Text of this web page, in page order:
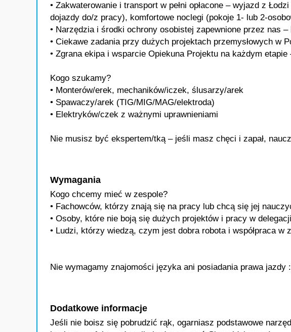
• Zakwaterowanie i transport w pełni opłacone – wyjazd z
dojazdy do/z pracy), komfortowe noclegi (pokoje 1- lub 2-
• Narzędzia i środki ochrony osobistej zapewnione przez nas
• Ciekawe zadania przy dużych projektach przemysłowych w
• Zgrana ekipa i wsparcie Opiekuna Projektu na każdym
Kogo szukamy?
• Monterów/erek, mechaników/iczek, ślusarzy/arek
• Spawaczy/arek (TIG/MIG/MAG/elektroda)
• Elektryków/czek z ważnymi uprawnieniami
Nie musisz być ekspertem/tką – jeśli masz chęci i zapał,
Wymagania
Kogo chcemy mieć w zespole?
• Fachowców, którzy znają się na pracy lub chcą się jej
• Osoby, które nie boją się dużych projektów i pracy w delegacji
• Ludzi, którzy wiedzą, czym jest dobra robota i współpraca w
Nie wymagamy znajomości języka ani posiadania prawa jazdy
Dodatkowe informacje
Jeśli nie boisz się pobrudzić rąk, ogarniasz podstawowe